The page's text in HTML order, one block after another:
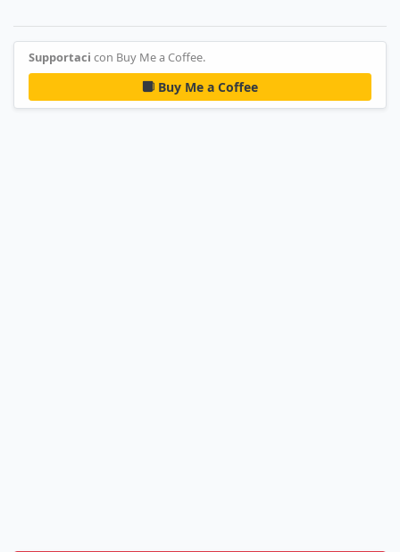
Supportaci con Buy Me a Coffee.
Buy Me a Coffee